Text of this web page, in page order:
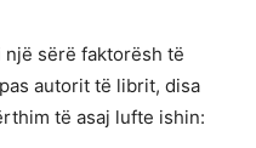
një sërë faktorësh të
autorit të librit, disa
të asaj lufte ishin: